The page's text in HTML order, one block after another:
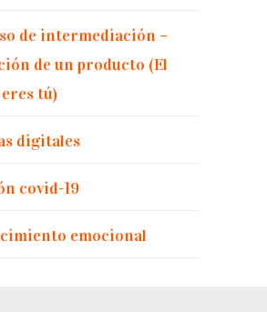
de intermediación –
de un producto (El
tú)
digitales
covid-19
emocional